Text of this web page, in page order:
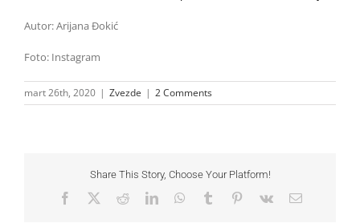
Autor: Arijana Đokić
Foto: Instagram
mart 26th, 2020 | Zvezde | 2 Comments
Share This Story, Choose Your Platform!
Facebook RedditLinkedInWhatsApp
Tumblr Pinterest
Vk Email